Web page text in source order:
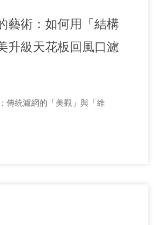
藝術：如何用「結構
升級天花板回風口濾
傳統濾網的「美觀」與「維